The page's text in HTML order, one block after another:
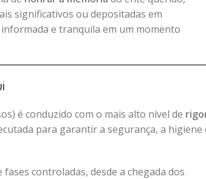
significativos ou depositadas em
e tranquila em um momento
é conduzido com o mais alto nível de
para garantir a segurança, a higiene
controladas, desde a chegada dos